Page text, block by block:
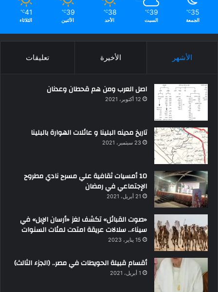
35
℃
الجمعة
39
℃
السبت
38
℃
الأحد
39
℃
الأثنين
41
℃
الثلاثاء
الأشهر الأخيرة تعليقات
اصل العرب ومن هم قحطان وعدنان
12 أكتوبر، 2021
تاريخ مدينه البلينا و عائلات الهوارة بالبلينا
23 سبتمبر، 2021
10 أمسيات ثقافية علي مسرح نادي مطروح
الإجتماعي في رمضان
21 أبريل، 2021
«صوت القبائل» تكشف لغز «أرسان الإبل» في
سيناء.. سلالات عريقة امتدت لمئات السنوات
15 يناير، 2023
أقسام قبيلة الحويطات في مصر.. (الجزء الثالث)
1 أبريل، 2021